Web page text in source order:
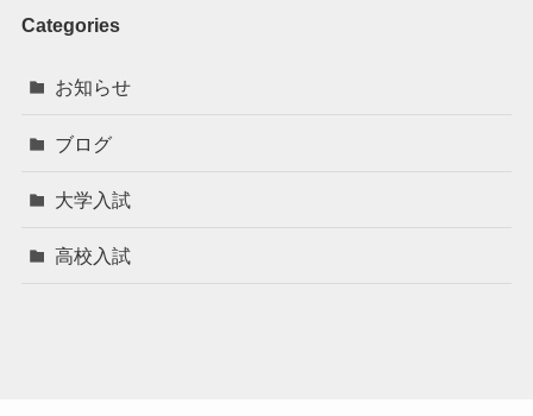
Categories
お知らせ
ブログ
大学入試
高校入試